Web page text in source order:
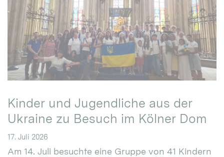
Kinder und Jugendliche aus der
Ukraine zu Besuch im Kölner Dom
17. Juli 2026
Am 14. Juli besuchte eine Gruppe von 41 Kindern